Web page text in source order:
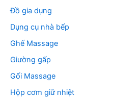
Đồ gia dụng
Dụng cụ nhà bếp
Ghế Massage
Giường gấp
Gối Massage
Hộp cơm giữ nhiệt